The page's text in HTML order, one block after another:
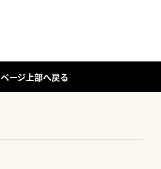
ページ上部へ戻る